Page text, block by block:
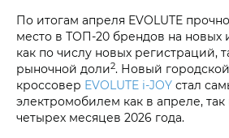
По итогам апреля EVOLUTE
место в ТОП-20 брендов на новых
как по числу новых регистраций,
рыночной доли2. Новый
кроссовер EVOLUTE i‑JOY стал
электромобилем как в апреле,
четырех месяцев 2026 года.